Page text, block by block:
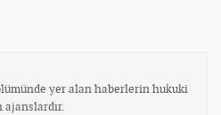
yer alan haberlerin hukuki
ajanslardır.